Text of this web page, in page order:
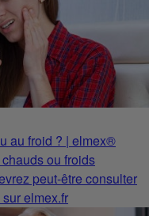
au froid ? | elmex®
ou froids
peut-être consulter
elmex.fr